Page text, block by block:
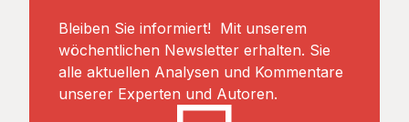
Bleiben Sie informiert! Mit unserem
wöchentlichen Newsletter erhalten. Sie
alle aktuellen Analysen und Kommentare
unserer Experten und Autoren.